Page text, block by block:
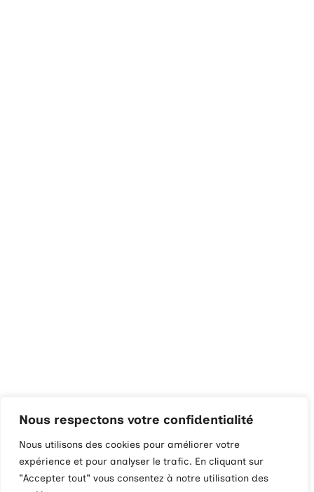
Nous respectons votre confidentialité
Nous utilisons des cookies pour améliorer votre
expérience et pour analyser le trafic. En cliquant sur
"Accepter tout" vous consentez à notre utilisation des